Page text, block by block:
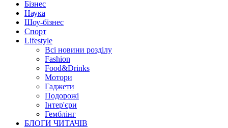
Бізнес
Наука
Шоу-бізнес
Спорт
Lifestyle
Всі новини розділу
Fashion
Food&Drinks
Мотори
Гаджети
Подорожі
Інтер'єри
Гемблінг
БЛОГИ ЧИТАЧІВ